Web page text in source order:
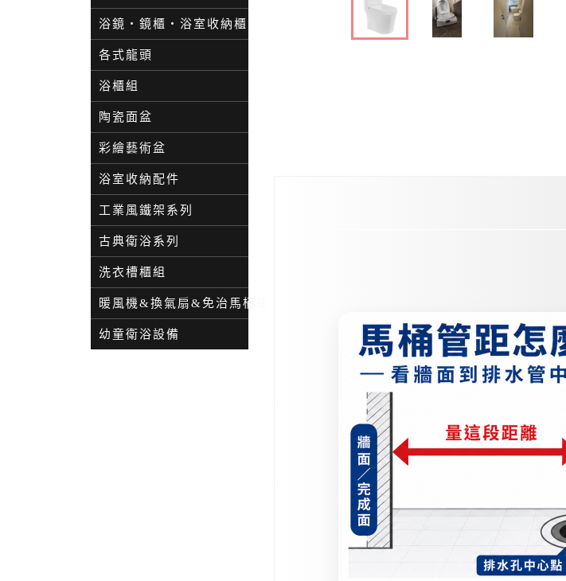
浴鏡・鏡櫃・浴室收納櫃
各式龍頭
浴櫃組
陶瓷面盆
彩繪藝術盆
浴室收納配件
工業風鐵架系列
古典衛浴系列
洗衣槽櫃組
暖風機&換氣扇&免治馬桶座
幼童衛浴設備